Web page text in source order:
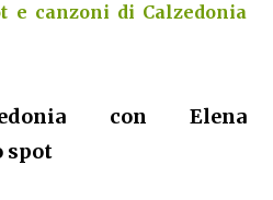
e canzoni di Calzedonia
con Elena
spot